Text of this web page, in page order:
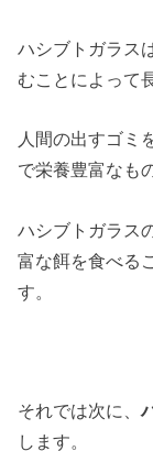
ハシブトガラス
むことによって
人間の出すゴミ
で栄養豊富なも
ハシブトガラス
富な餌を食べる
す。
それでは次に、
します。